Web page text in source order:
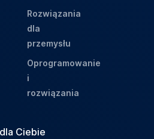
Rozwiązania
dla
przemysłu
Oprogramowanie
i
rozwiązania
Ciebie